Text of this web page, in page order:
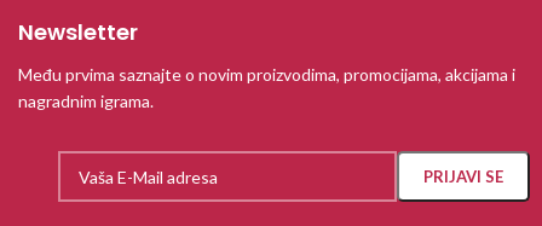
Newsletter
Među prvima saznajte o novim proizvodima, promocijama, akcijama i
nagradnim igrama.